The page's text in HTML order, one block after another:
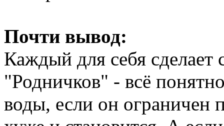
Почти вывод:
Каждый для себя
"Родничков" - всё
воды, если он ограничен